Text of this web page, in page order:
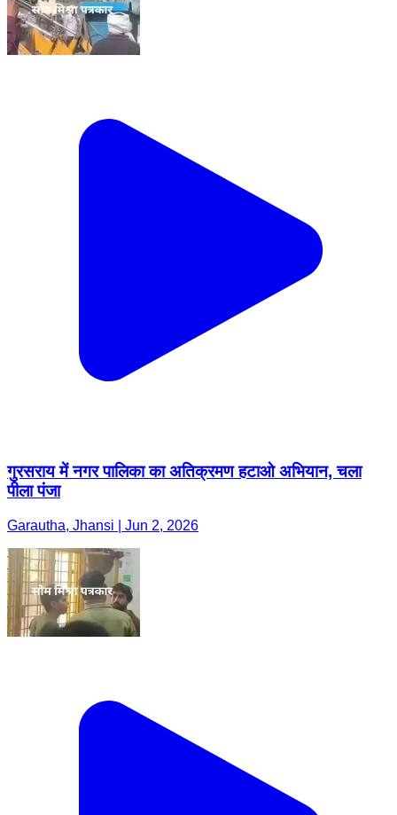
गुरसराय में नगर पालिका का अतिक्रमण हटाओ अभियान, चला
पीला पंजा
Garautha, Jhansi | Jun 2, 2026